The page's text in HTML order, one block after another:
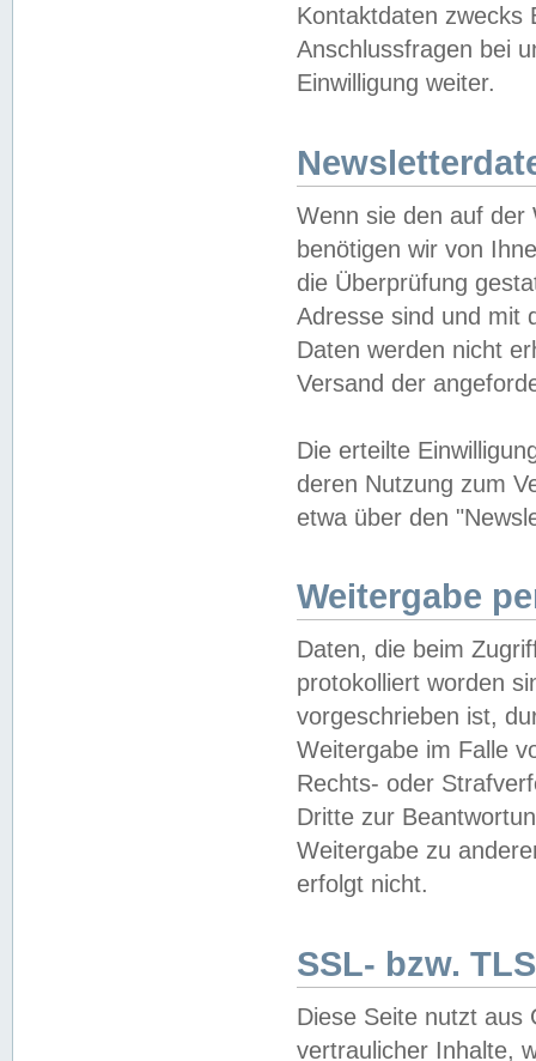
Kontaktdaten zwecks
Anschlussfragen bei
Einwilligung weiter.
Wenn sie den auf der
benötigen wir von
die Überprüfung
Adresse sind und mit
Daten werden nicht
Versand der
Die erteilte
deren Nutzung zum
etwa über den
Weitergabe
Daten, die beim
protokolliert worden
vorgeschrieben ist,
Weitergabe im Falle
Rechts- oder
Dritte zur
Weitergabe zu
erfolgt nicht.
SSL- bzw.
Diese Seite nutzt aus
vertraulicher Inhalte,